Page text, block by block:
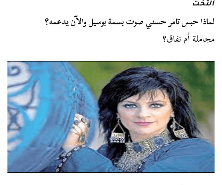
التخت
لماذا حبس تامر حسني صوت بسمة بوسيل والآن يدعمه؟
مجاملة أم نفاق؟